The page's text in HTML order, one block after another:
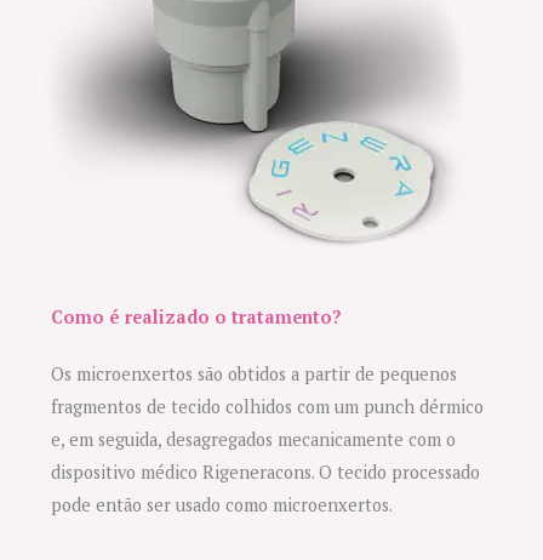
Como é realizado o tratamento?
Os microenxertos são obtidos a partir de pequenos
fragmentos de tecido colhidos com um punch dérmico
e, em seguida, desagregados mecanicamente com o
dispositivo médico Rigeneracons. O tecido processado
pode então ser usado como microenxertos.